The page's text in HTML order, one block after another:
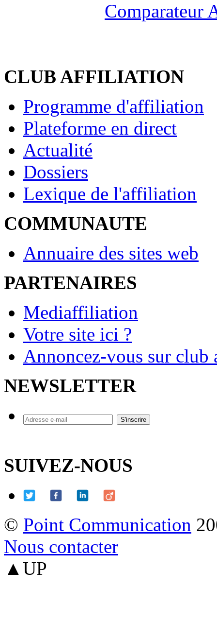
Comparateur
CLUB AFFILIATION
Programme d'affiliation
Plateforme en direct
Actualité
Dossiers
Lexique de l'affiliation
COMMUNAUTE
Annuaire des sites web
PARTENAIRES
Mediaffiliation
Votre site ici ?
Annoncez-vous sur
NEWSLETTER
SUIVEZ-NOUS
© Point Communication
Nous contacter
▲UP